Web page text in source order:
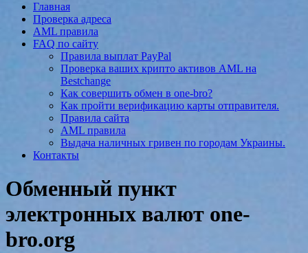
Главная
Проверка адреса
AML правила
FAQ по сайту
Правила выплат PayPal
Проверка ваших крипто активов AML на
Bestchange
Как совершить обмен в one-bro?
Как пройти верификацию карты отправителя.
Правила сайта
AML правила
Выдача наличных гривен по городам Украины.
Контакты
Обменный пункт
электронных валют one-
bro.org